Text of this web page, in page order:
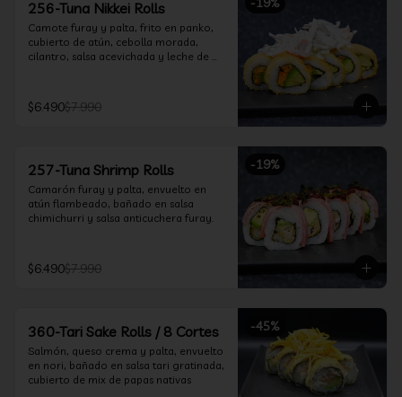
256-Tuna Nikkei Rolls
Camote furay y palta, frito en panko,
cubierto de atún, cebolla morada,
cilantro, salsa acevichada y leche de
$6.490$7.990
-19%
257-Tuna Shrimp Rolls
Camarón furay y palta, envuelto en
atún flambeado, bañado en salsa
chimichurri y salsa anticuchera furay.
$6.490$7.990
-45%
360-Tari Sake Rolls / 8 Cortes
Salmón, queso crema y palta, envuelto
en nori, bañado en salsa tari gratinada,
cubierto de mix de papas nativas